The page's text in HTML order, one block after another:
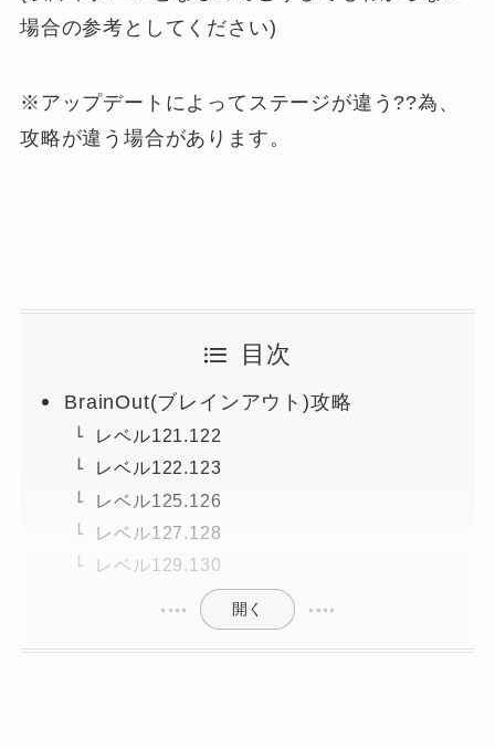
場合の参考としてください)
※アップデートによってステージが違う??為、
攻略が違う場合があります。
目次
BrainOut(ブレインアウト)攻略
レベル121.122
レベル122.123
レベル125.126
レベル127.128
レベル129.130
開く